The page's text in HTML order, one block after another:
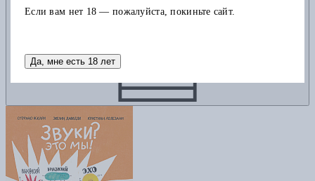
Если вам нет 18 — пожалуйста, покиньте сайт.
Да, мне есть 18 лет